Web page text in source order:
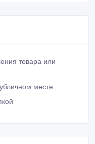
товара или
месте